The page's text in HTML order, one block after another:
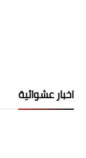
اخبار عشوائية